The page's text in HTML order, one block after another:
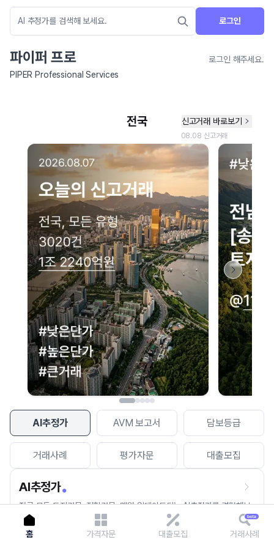
로그인
파이퍼 프로
로그인 해주세요.
PIPER Professional Services
AI추정가 AVM 보고서 담보등급
거래사례 평가자문 대출모집
AI추정가
전국 모든 토지건물, 집합건물, 매월 업데이트되는 AI추정가를 경험해보
세요.
네이버 지도 연결 안내
현재 네이버 지도 연결이 원활하지 않아 지도를 불러올 수 없습니다.
이용에 불편을 드려 죄송합니다.
다시 시도
홈 가격자문 대출모집 거래사례